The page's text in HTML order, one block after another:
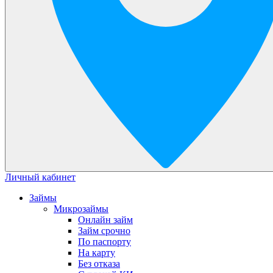
Личный кабинет
Займы
Микрозаймы
Онлайн займ
Займ срочно
По паспорту
На карту
Без отказа